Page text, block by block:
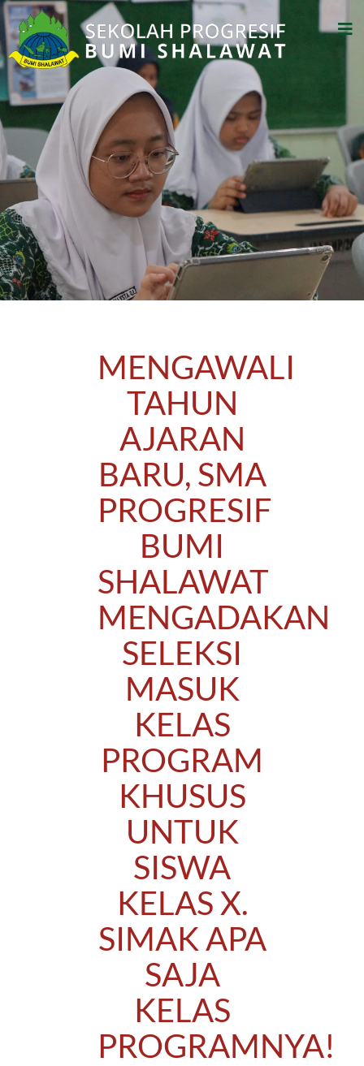
MENGAWALI
TAHUN
AJARAN
BARU, SMA
PROGRESIF
BUMI
SHALAWAT
MENGADAKAN
SELEKSI
MASUK
KELAS
PROGRAM
KHUSUS
UNTUK
SISWA
KELAS X.
SIMAK APA
SAJA
KELAS
PROGRAMNYA!